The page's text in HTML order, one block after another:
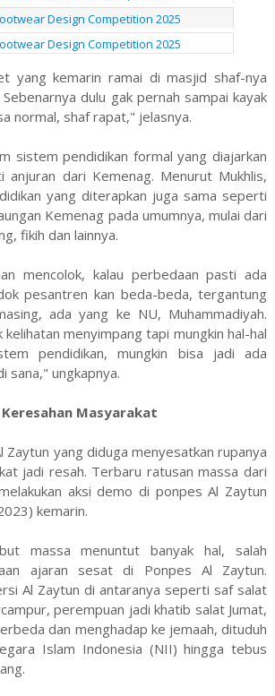
Design Competition 2025
Design Competition 2025
yang kemarin ramai di masjid shaf-nya
dulu gak pernah sampai kayak
normal, shaf rapat," jelasnya.
sistem pendidikan formal yang diajarkan
anjuran dari Kemenag. Menurut Mukhlis,
yang diterapkan juga sama seperti
Kemenag pada umumnya, mulai dari
fikih dan lainnya.
mencolok, kalau perbedaan pasti ada
pesantren kan beda-beda, tergantung
ada yang ke NU, Muhammadiyah.
menyimpang tapi mungkin hal-hal
pendidikan, mungkin bisa jadi ada
sana," ungkapnya.
Masyarakat
Zaytun yang diduga menyesatkan rupanya
jadi resah. Terbaru ratusan massa dari
aksi demo di ponpes Al Zaytun
kemarin.
massa menuntut banyak hal, salah
ajaran sesat di Ponpes Al Zaytun.
Al Zaytun di antaranya seperti saf salat
perempuan jadi khatib salat Jumat,
dan menghadap ke jemaah, dituduh
Islam Indonesia (NII) hingga tebus